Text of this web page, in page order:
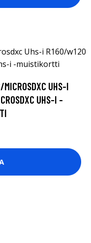
MICROSDXC UHS-I
UHS-I -